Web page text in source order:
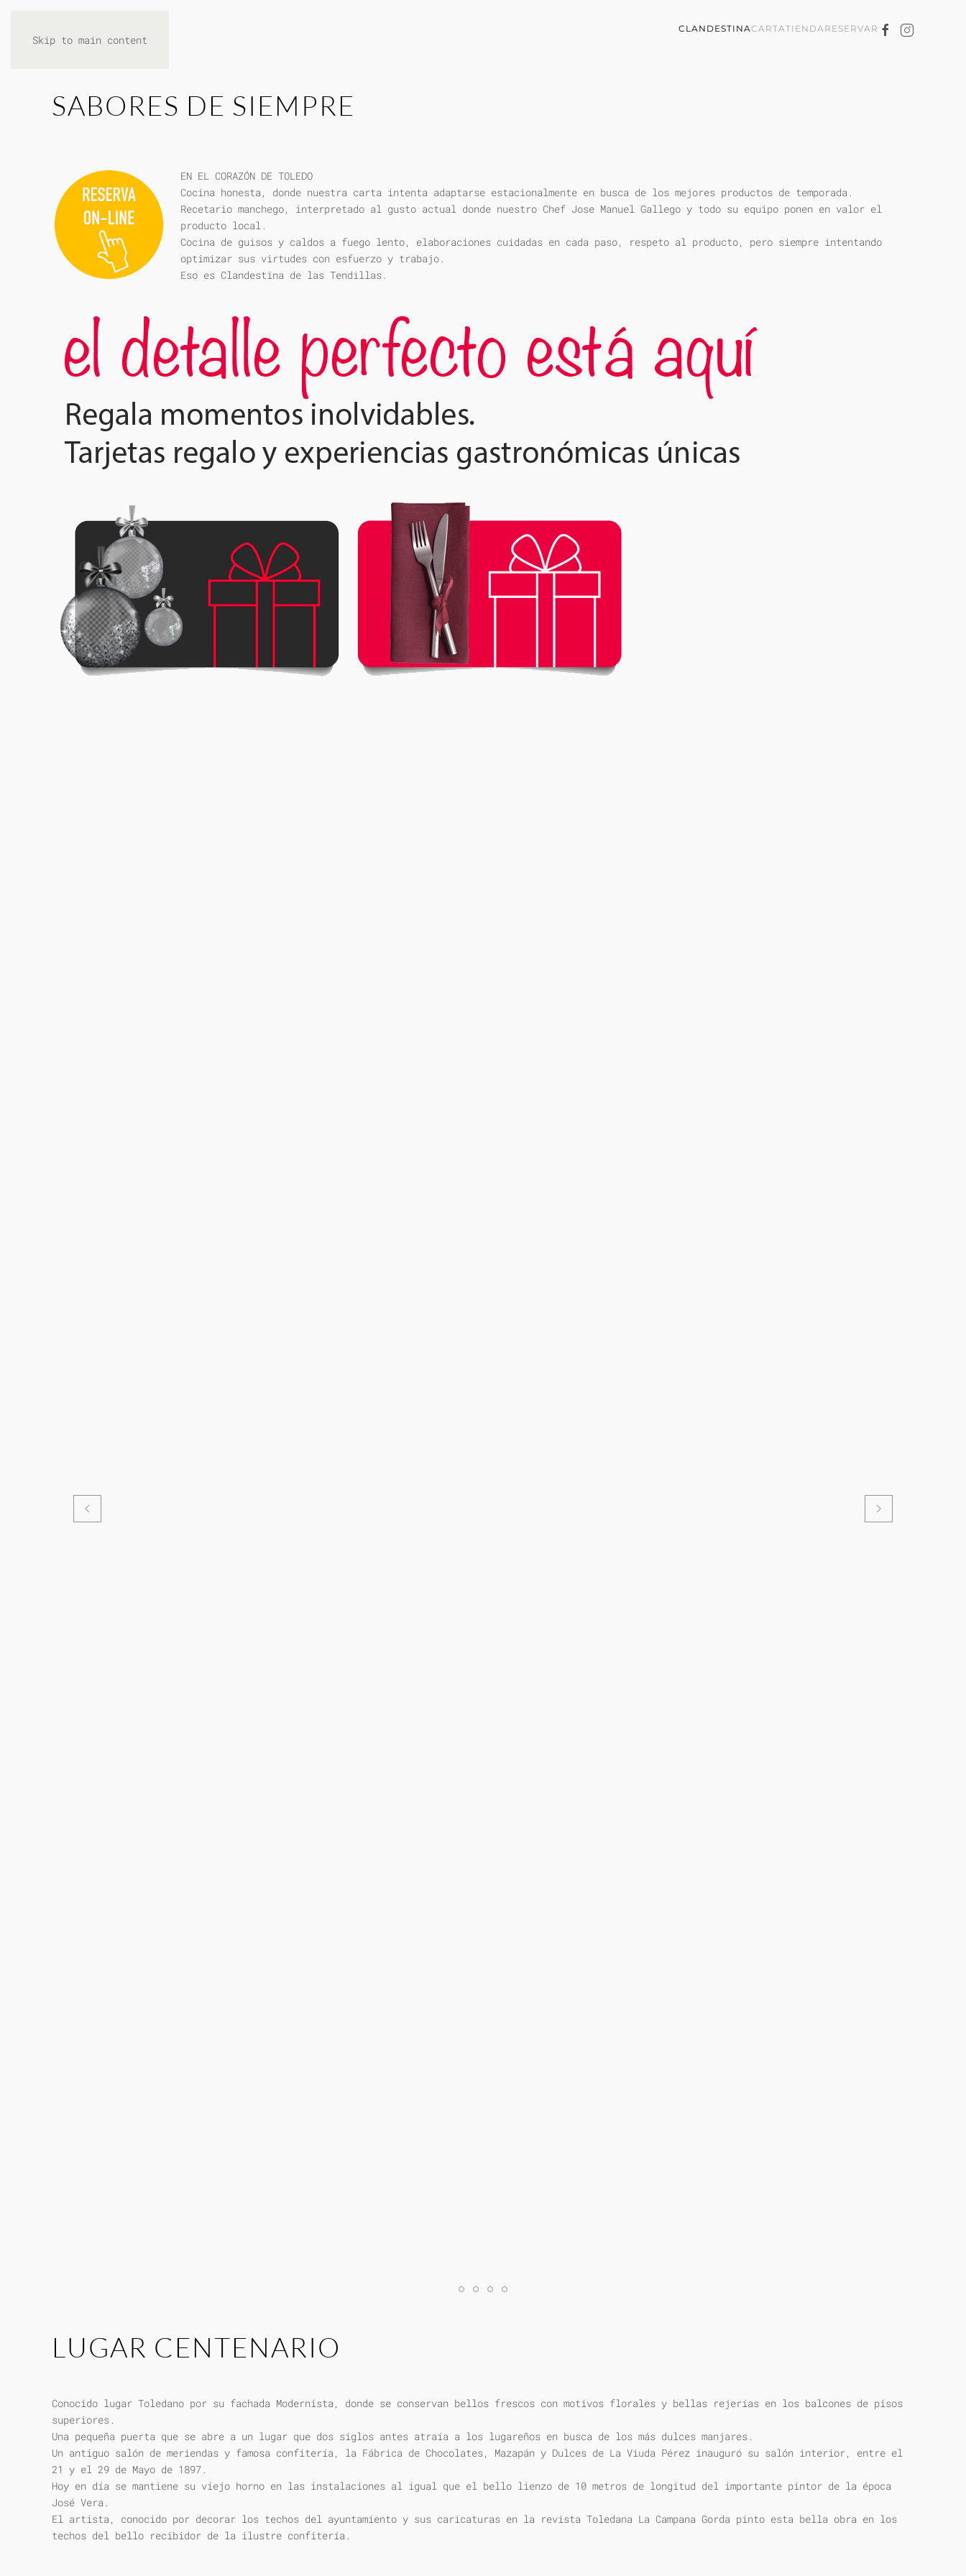
Skip to main content
CLANDESTINACARTATIENDARESERVAR
SABORES DE SIEMPRE
EN EL CORAZÓN DE TOLEDO
Cocina honesta, donde nuestra carta intenta adaptarse estacionalmente en busca de los mejores productos de temporada.
Recetario manchego, interpretado al gusto actual donde nuestro Chef Jose Manuel Gallego y todo su equipo ponen en valor el
producto local.
Cocina de guisos y caldos a fuego lento, elaboraciones cuidadas en cada paso, respeto al producto, pero siempre intentando
optimizar sus virtudes con esfuerzo y trabajo.
Eso es Clandestina de las Tendillas.
LUGAR CENTENARIO
Conocido lugar Toledano por su fachada Modernista, donde se conservan bellos frescos con motivos florales y bellas rejerías en los balcones de pisos
superiores.
Una pequeña puerta que se abre a un lugar que dos siglos antes atraía a los lugareños en busca de los más dulces manjares.
Un antiguo salón de meriendas y famosa confitería, la Fábrica de Chocolates, Mazapán y Dulces de La Viuda Pérez inauguró su salón interior, entre el
21 y el 29 de Mayo de 1897.
Hoy en día se mantiene su viejo horno en las instalaciones al igual que el bello lienzo de 10 metros de longitud del importante pintor de la época
José Vera.
El artista, conocido por decorar los techos del ayuntamiento y sus caricaturas en la revista Toledana La Campana Gorda pinto esta bella obra en los
techos del bello recibidor de la ilustre confitería.